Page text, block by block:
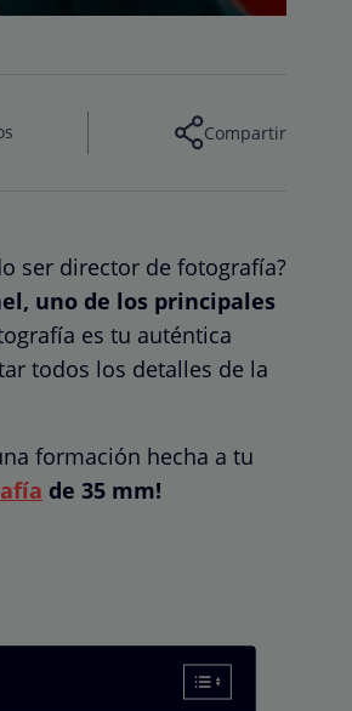
Compartir
ser director de fotografía?
uno de los principales
es tu auténtica
todos los detalles de la
formación hecha a tu
de 35 mm!